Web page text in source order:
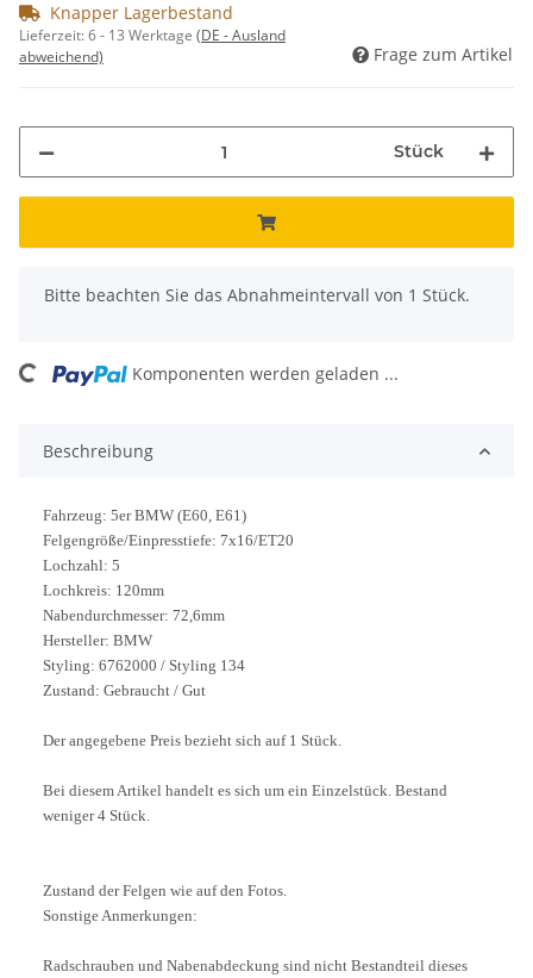
Knapper Lagerbestand
Lieferzeit:6 - 13 Werktage (DE - Ausland
abweichend)
Frage zum Artikel
Stück
x
Bitte beachten Sie das Abnahmeintervall von 1 Stück.
Komponenten werden geladen ...
Beschreibung
Fahrzeug: 5er BMW (E60, E61)
Felgengröße/Einpresstiefe: 7x16/ET20
Lochzahl: 5
Lochkreis: 120mm
Nabendurchmesser: 72,6mm
Hersteller: BMW
Styling: 6762000 / Styling 134
Zustand: Gebraucht / Gut
Der angegebene Preis bezieht sich auf 1 Stück.
Bei diesem Artikel handelt es sich um ein Einzelstück. Bestand
weniger 4 Stück.
Zustand der Felgen wie auf den Fotos.
Sonstige Anmerkungen:
Radschrauben und Nabenabdeckung sind nicht Bestandteil dieses